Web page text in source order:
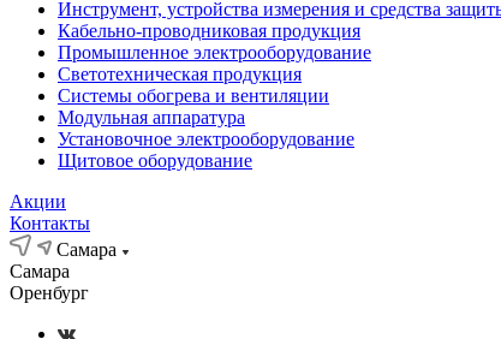
Инструмент, устройства измерения и средства
Кабельно-проводниковая продукция
Промышленное электрооборудование
Светотехническая продукция
Системы обогрева и вентиляции
Модульная аппаратура
Установочное электрооборудование
Щитовое оборудование
Акции
Контакты
Самара
Самара
Оренбург